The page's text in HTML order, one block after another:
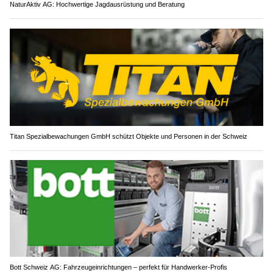
NaturAktiv AG: Hochwertige Jagdausrüstung und Beratung
Titan Spezialbewachungen GmbH schützt Objekte und Personen in der Schweiz
Bott Schweiz AG: Fahrzeugeinrichtungen – perfekt für Handwerker-Profis